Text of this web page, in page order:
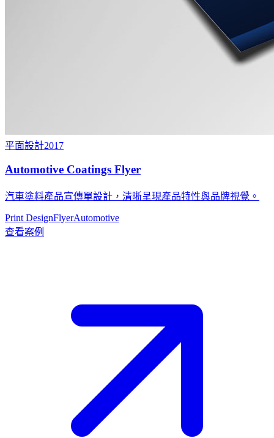
平面設計2017
Automotive Coatings Flyer
汽車塗料產品宣傳單設計，清晰呈現產品特性與品牌視覺。
Print DesignFlyerAutomotive
查看案例